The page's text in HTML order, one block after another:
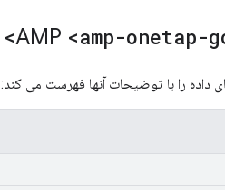
<amp-onetap-
داده را با توضیحات آنها فهرست می کند: